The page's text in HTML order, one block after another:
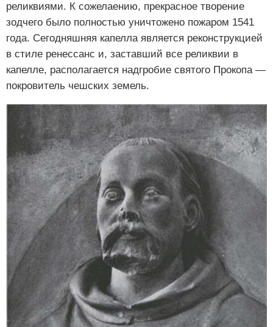
реликвиями. К сожелаению, прекрасное творение
зодчего было полностью уничтожено пожаром 1541
года. Сегодняшняя капелла является реконструкцией
в стиле ренессанс и, заставший все реликвии в
капелле, располагается надгробие святого Прокопа —
покровитель чешских земель.